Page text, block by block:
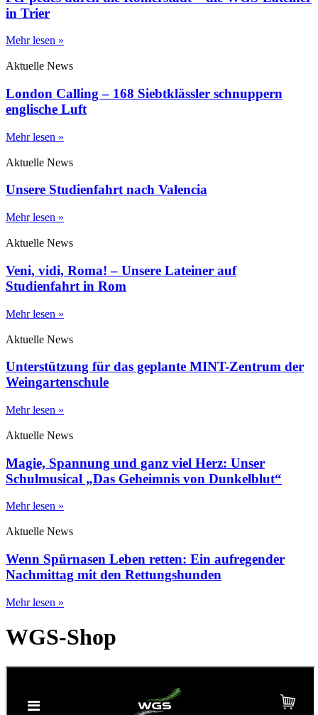
in Trier
Mehr lesen »
Aktuelle News
London Calling – 168 Siebtklässler schnuppern
englische Luft
Mehr lesen »
Aktuelle News
Unsere Studienfahrt nach Valencia
Mehr lesen »
Aktuelle News
Veni, vidi, Roma! – Unsere Lateiner auf
Studienfahrt in Rom
Mehr lesen »
Aktuelle News
Unterstützung für das geplante MINT-Zentrum der
Weingartenschule
Mehr lesen »
Aktuelle News
Magie, Spannung und ganz viel Herz: Unser
Schulmusical „Das Geheimnis von Dunkelblut“
Mehr lesen »
Aktuelle News
Wenn Spürnasen Leben retten: Ein aufregender
Nachmittag mit den Rettungshunden
Mehr lesen »
WGS-Shop